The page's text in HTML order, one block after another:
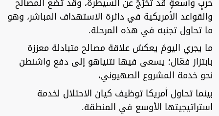
والقواعد الأمريكية في دائرة الاستهداف المباشر، وهو
ما تحاول تجنبه في هذه المرحلة.
ما يجري اليومَ يعكسُ علاقة مصالح متبادلة معززة
بابتزاز فعّال؛ يسعى فيها نتنياهو إلى دفع واشنطن
نحو خدمة المشروع الصهيوني،
بينما تحاول أمريكا توظيف كيان الاحتلال لخدمة
استراتيجيتها الأوسع في المنطقة.